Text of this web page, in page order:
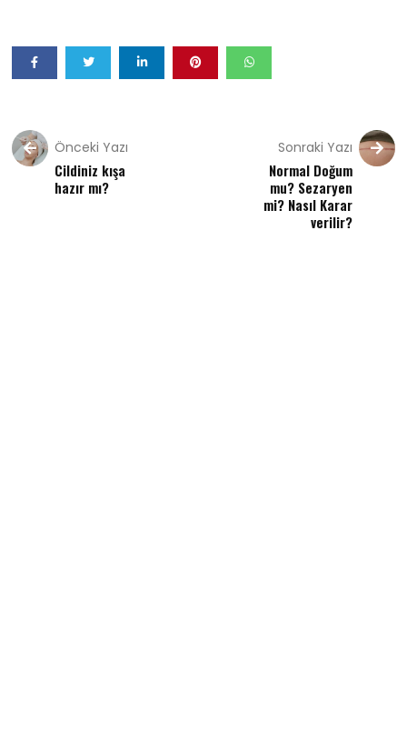
Önceki Yazı
Cildiniz kışa
hazır mı?
Sonraki Yazı
Normal Doğum
mu? Sezaryen
mi? Nasıl Karar
verilir?